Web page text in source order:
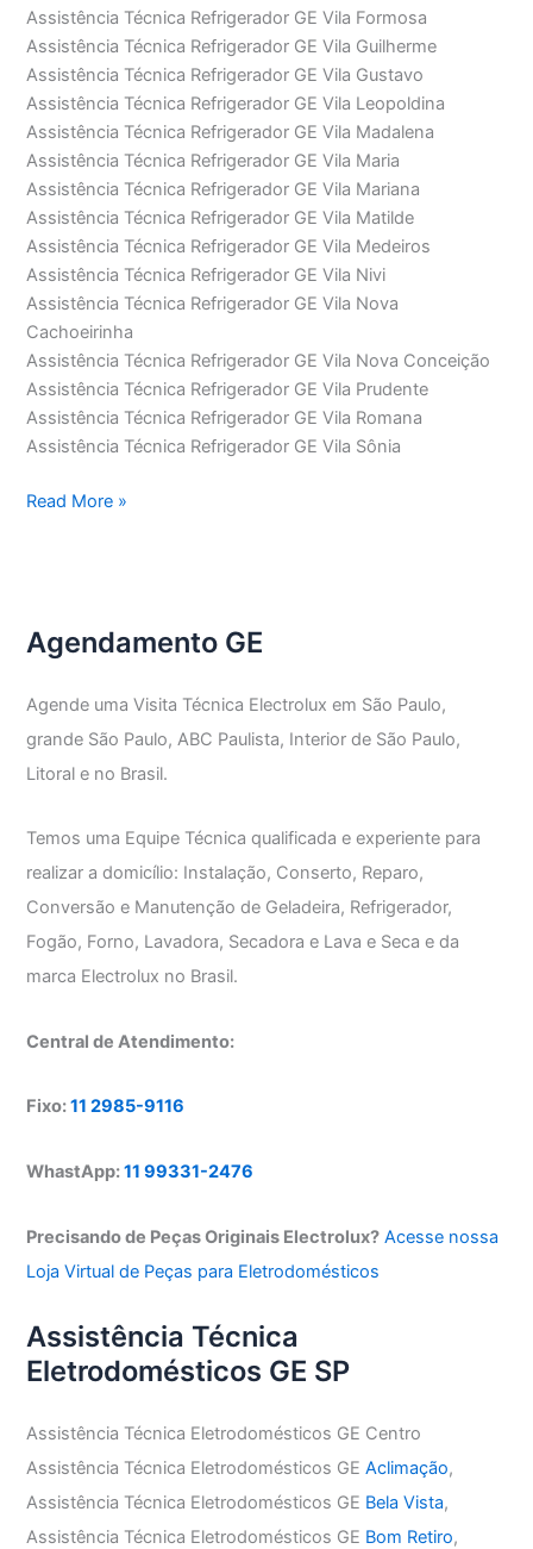
Assistência Técnica Refrigerador GE Vila Formosa
Assistência Técnica Refrigerador GE Vila Guilherme
Assistência Técnica Refrigerador GE Vila Gustavo
Assistência Técnica Refrigerador GE Vila Leopoldina
Assistência Técnica Refrigerador GE Vila Madalena
Assistência Técnica Refrigerador GE Vila Maria
Assistência Técnica Refrigerador GE Vila Mariana
Assistência Técnica Refrigerador GE Vila Matilde
Assistência Técnica Refrigerador GE Vila Medeiros
Assistência Técnica Refrigerador GE Vila Nivi
Assistência Técnica Refrigerador GE Vila Nova
Cachoeirinha
Assistência Técnica Refrigerador GE Vila Nova Conceição
Assistência Técnica Refrigerador GE Vila Prudente
Assistência Técnica Refrigerador GE Vila Romana
Assistência Técnica Refrigerador GE Vila Sônia
Assistência
Read More »
Agendamento GE
Agende uma Visita Técnica Electrolux em São Paulo,
grande São Paulo, ABC Paulista, Interior de São Paulo,
Litoral e no Brasil.
Temos uma Equipe Técnica qualificada e experiente para
realizar a domicílio: Instalação, Conserto, Reparo,
Conversão e Manutenção de Geladeira, Refrigerador,
Fogão, Forno, Lavadora, Secadora e Lava e Seca e da
marca Electrolux no Brasil.
Central de Atendimento:
Fixo:11 2985-9116
WhastApp:11 99331-2476
Precisando de Peças Originais Electrolux? Acesse nossa
Loja Virtual de Peças para Eletrodomésticos
Assistência Técnica
Eletrodomésticos GE SP
Assistência Técnica Eletrodomésticos GE Centro
Assistência Técnica Eletrodomésticos GEAclimação,
Assistência Técnica Eletrodomésticos GE Bela Vista,
Assistência Técnica Eletrodomésticos GE Bom Retiro,